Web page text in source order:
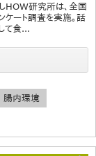
HOW研究所は、全国
ート調査を実施。話
て食...
腸内環境